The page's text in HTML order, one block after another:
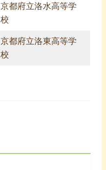
京都府立洛水高等学
校
京都府立洛東高等学
校